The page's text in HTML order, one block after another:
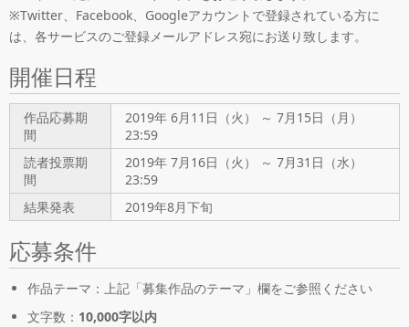
※Twitter、Facebook、Googleアカウントで登録されている方に
は、各サービスのご登録メールアドレス宛にお送り致します。
開催日程
作品応募期
間
2019年 6月11日（火） ～ 7月15日（月）
23:59
読者投票期
間
2019年 7月16日（火） ～ 7月31日（水）
23:59
結果発表
2019年8月下旬
応募条件
作品テーマ：上記「募集作品のテーマ」欄をご参照ください
文字数： 10,000字以内